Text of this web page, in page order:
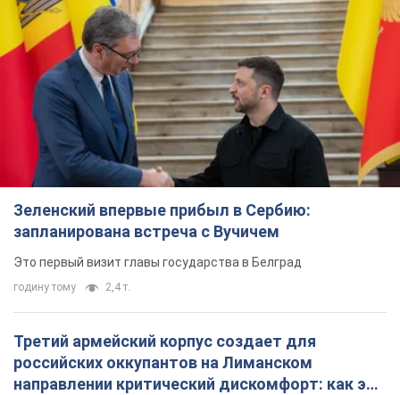
Зеленский впервые прибыл в Сербию:
запланирована встреча с Вучичем
Это первый визит главы государства в Белград
годину тому 2,4 т.
Третий армейский корпус создает для
российских оккупантов на Лиманском
направлении критический дискомфорт: как это